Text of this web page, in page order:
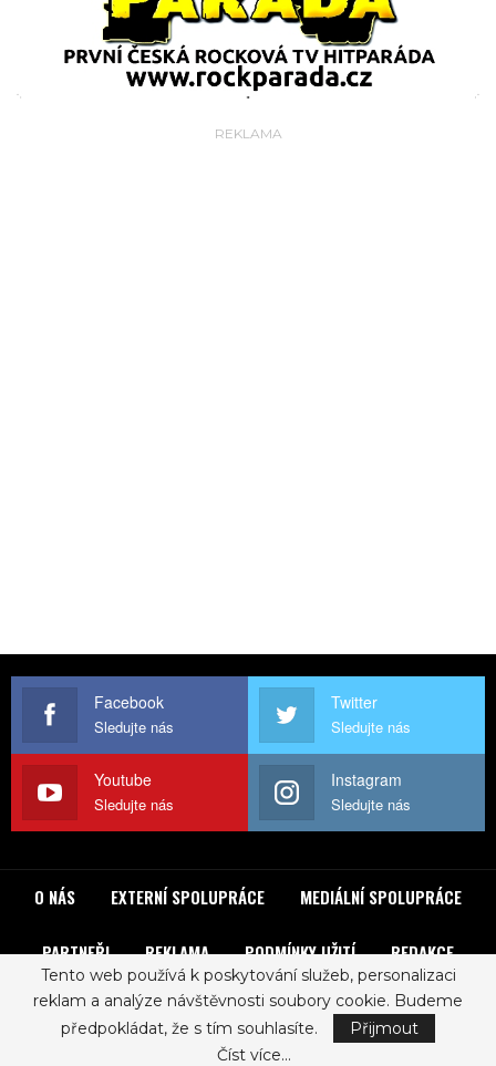
REKLAMA
Facebook
Sledujte nás
Twitter
Sledujte nás
Youtube
Sledujte nás
Instagram
Sledujte nás
O NÁS EXTERNÍ SPOLUPRÁCE MEDIÁLNÍ SPOLUPRÁCE
PARTNEŘI REKLAMA PODMÍNKY UŽITÍ REDAKCE
© 2017 - ROCKLIST. All Rights Reserved.Zásady ochrany osobních údajů
Tento web používá k poskytování služeb, personalizaci
reklam a analýze návštěvnosti soubory cookie. Budeme
předpokládat, že s tím souhlasíte.
Přijmout
Číst více...